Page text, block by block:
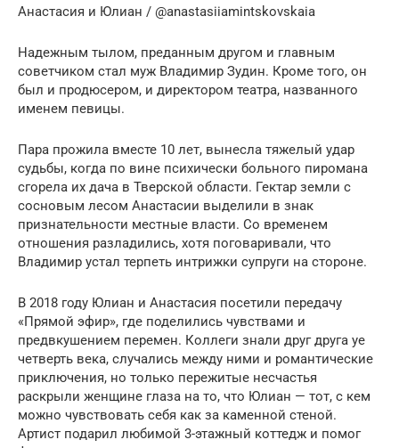
Анастасия и Юлиан / @anastasiiamintskovskaia
Надежным тылом, преданным другом и главным
советчиком стал муж Владимир Зудин. Кроме того, он
был и продюсером, и директором театра, названного
именем певицы.
Пара прожила вместе 10 лет, вынесла тяжелый удар
судьбы, когда по вине психически больного пиромана
сгорела их дача в Тверской области. Гектар земли с
сосновым лесом Анастасии выделили в знак
признательности местные власти. Со временем
отношения разладились, хотя поговаривали, что
Владимир устал терпеть интрижки супруги на стороне.
В 2018 году Юлиан и Анастасия посетили передачу
«Прямой эфир», где поделились чувствами и
предвкушением перемен. Коллеги знали друг друга уе
четверть века, случались между ними и романтические
приключения, но только пережитые несчастья
раскрыли женщине глаза на то, что Юлиан — тот, с кем
можно чувствовать себя как за каменной стеной.
Артист подарил любимой 3-этажный коттедж и помог